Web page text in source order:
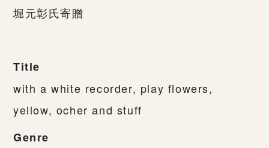
堀元彰氏寄贈
Title
with a white recorder, play flowers,
yellow, ocher and stuff
Genre